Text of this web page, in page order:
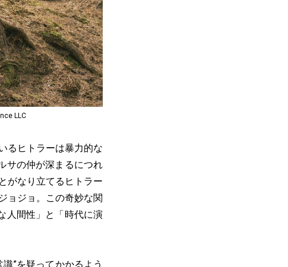
LLC
るヒトラーは暴力的な
サの仲が深まるにつれ
がなり立てるヒトラー
ョジョ。この奇妙な関
人間性」と「時代に演
”を疑ってかかるよう